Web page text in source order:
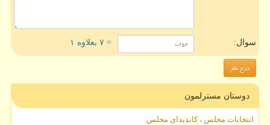
سوال: = ۷ بعلاوه ۱
دوستان مسترلمون
انتخابات مجلس ، کاندیدای مجلس